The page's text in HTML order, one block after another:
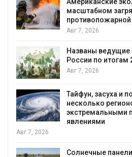
масштабном
Авг 7, 2026
Названы ведущие
России по итогам
Авг 7, 2026
Тайфун, засуха и
несколько
экстремальными
явлениями
Авг 7, 2026
Солнечные